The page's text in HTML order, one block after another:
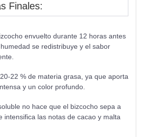
Finales:
envuelto durante 12 horas antes
se redistribuye y el sabor
22 % de materia grasa, ya que aporta
y un color profundo.
no hace que el bizcocho sepa a
intensifica las notas de cacao y malta